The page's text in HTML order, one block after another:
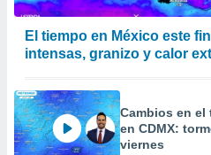
El tiempo en México este
intensas, granizo y calor
Cambios en el
en CDMX:
viernes